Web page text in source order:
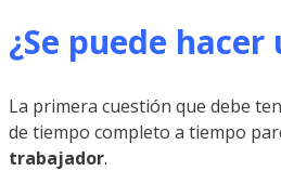
¿Se puede
La primera cuestión que debe
de tiempo completo a tiempo
trabajador.